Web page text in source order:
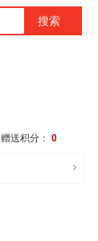
赠送积分： 0